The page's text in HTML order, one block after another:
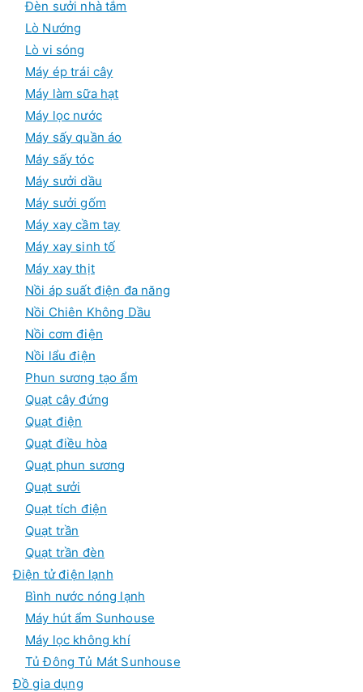
Đèn sưởi nhà tắm
Lò Nướng
Lò vi sóng
Máy ép trái cây
Máy làm sữa hạt
Máy lọc nước
Máy sấy quần áo
Máy sấy tóc
Máy sưởi dầu
Máy sưởi gốm
Máy xay cầm tay
Máy xay sinh tố
Máy xay thịt
Nồi áp suất điện đa năng
Nồi Chiên Không Dầu
Nồi cơm điện
Nồi lẩu điện
Phun sương tạo ẩm
Quạt cây đứng
Quạt điện
Quạt điều hòa
Quạt phun sương
Quạt sưởi
Quạt tích điện
Quạt trần
Quạt trần đèn
Điện tử điện lạnh
Bình nước nóng lạnh
Máy hút ẩm Sunhouse
Máy lọc không khí
Tủ Đông Tủ Mát Sunhouse
Đồ gia dụng